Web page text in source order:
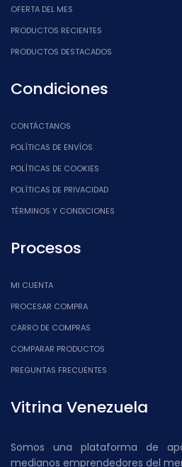
OFERTA DEL MES
PRODUCTOS RECIENTES
PRODUCTOS DESTACADOS
Condiciones
CONTÁCTANOS
POLÍTICAS DE ENVÍOS
POLÍTICAS DE COOKIES
POLÍTICAS DE PRIVACIDAD
TÉRMINOS Y CONDICIONES
Procesos
MI CUENTA
PROCESAR COMPRA
CARRO DE COMPRAS
COMPARAR PRODUCTOS
PREGUNTAS FRECUENTES
Vitrina Venezuela
Somos una plataforma de
medianos emprendedores del